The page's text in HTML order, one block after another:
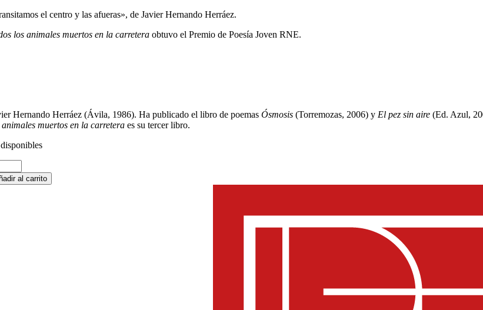
el centro y las afueras», de Javier Hernando Herráez.
los animales muertos en la carreteraobtuvo el Premio de Poesía Joven RNE.
Hernando Herráez (Ávila, 1986). Ha publicado el libro de poemasÓsmosis (Torremozas, 2006) y El pez sin aire (Ed. Azul,
animales muertos en la carretera es su tercer libro.
al carrito